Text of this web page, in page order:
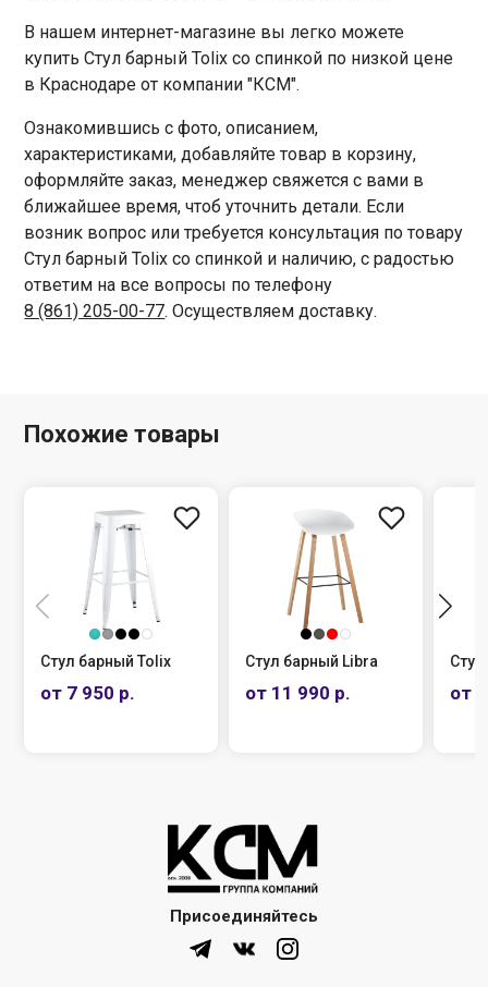
В нашем интернет-магазине вы легко можете
купить Стул барный Tolix со спинкой по низкой цене
в Краснодаре от компании "КСМ".
Ознакомившись с фото, описанием,
характеристиками, добавляйте товар в корзину,
оформляйте заказ, менеджер свяжется с вами в
ближайшее время, чтоб уточнить детали. Если
возник вопрос или требуется консультация по товару
Стул барный Tolix со спинкой и наличию, с радостью
ответим на все вопросы по телефону
8 (861) 205-00-77. Осуществляем доставку.
Похожие товары
Стул барный Tolix
от 7 950 р.
Стул барный Libra
от 11 990 р. от
Присоединяйтесь